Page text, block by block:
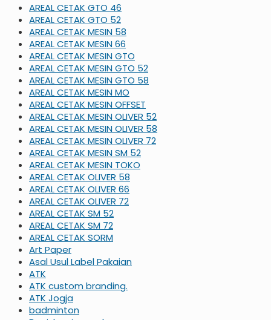
AREAL CETAK GTO 46
AREAL CETAK GTO 52
AREAL CETAK MESIN 58
AREAL CETAK MESIN 66
AREAL CETAK MESIN GTO
AREAL CETAK MESIN GTO 52
AREAL CETAK MESIN GTO 58
AREAL CETAK MESIN MO
AREAL CETAK MESIN OFFSET
AREAL CETAK MESIN OLIVER 52
AREAL CETAK MESIN OLIVER 58
AREAL CETAK MESIN OLIVER 72
AREAL CETAK MESIN SM 52
AREAL CETAK MESIN TOKO
AREAL CETAK OLIVER 58
AREAL CETAK OLIVER 66
AREAL CETAK OLIVER 72
AREAL CETAK SM 52
AREAL CETAK SM 72
AREAL CETAK SORM
Art Paper
Asal Usul Label Pakaian
ATK
ATK custom branding.
ATK Jogja
badminton